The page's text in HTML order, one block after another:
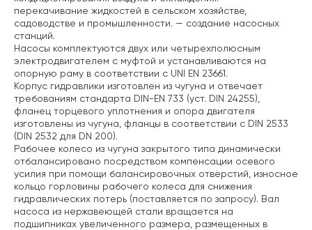
перекачивание жидкостей в сельском хозяйстве,
садоводстве и промышленности. — создание насосных
станций.
Насосы комплектуются двух или четырехполюсным
электродвигателем с муфтой и устанавливаются на
опорную раму в соответствии с UNI EN 23661.
Корпус гидравлики изготовлен из чугуна и отвечает
требованиям стандарта DIN-EN 733 (уст. DIN 24255),
фланец торцевого уплотнения и опора двигателя
изготовлены из чугуна, фланцы в соответствии с DIN 2533
(DIN 2532 для DN 200).
Рабочее колесо из чугуна закрытого типа динамически
отбалансировано посредством компенсации осевого
усилия при помощи балансировочных отверстий, износное
кольцо горловины рабочего колеса для снижения
гидравлических потерь (поставляется по запросу). Вал
насоса из нержавеющей стали вращается на
подшипниках увеличенного размера, размещенных в